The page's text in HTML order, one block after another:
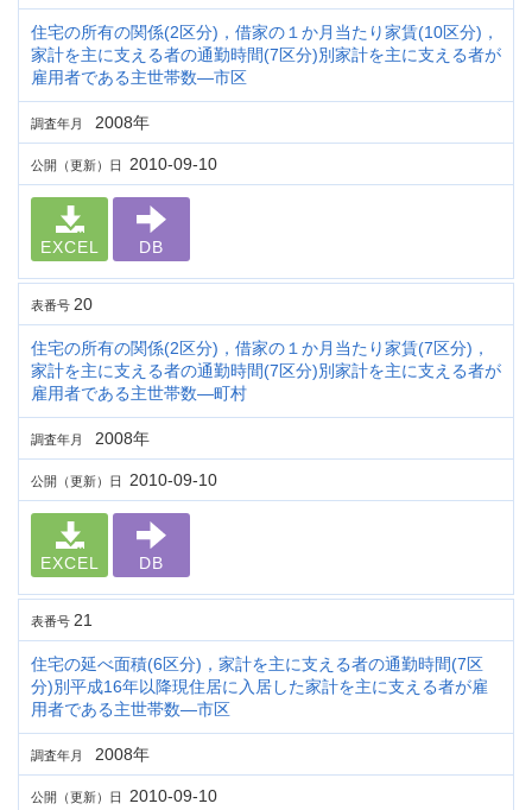
住宅の所有の関係(2区分)，借家の１か月当たり家賃(10区分)，
家計を主に支える者の通勤時間(7区分)別家計を主に支える者が
雇用者である主世帯数―市区
調査年月 2008年
公開（更新）日 2010-09-10
EXCEL DB
表番号 20
住宅の所有の関係(2区分)，借家の１か月当たり家賃(7区分)，
家計を主に支える者の通勤時間(7区分)別家計を主に支える者が
雇用者である主世帯数―町村
調査年月 2008年
公開（更新）日 2010-09-10
EXCEL DB
表番号 21
住宅の延べ面積(6区分)，家計を主に支える者の通勤時間(7区
分)別平成16年以降現住居に入居した家計を主に支える者が雇
用者である主世帯数―市区
調査年月 2008年
公開（更新）日 2010-09-10